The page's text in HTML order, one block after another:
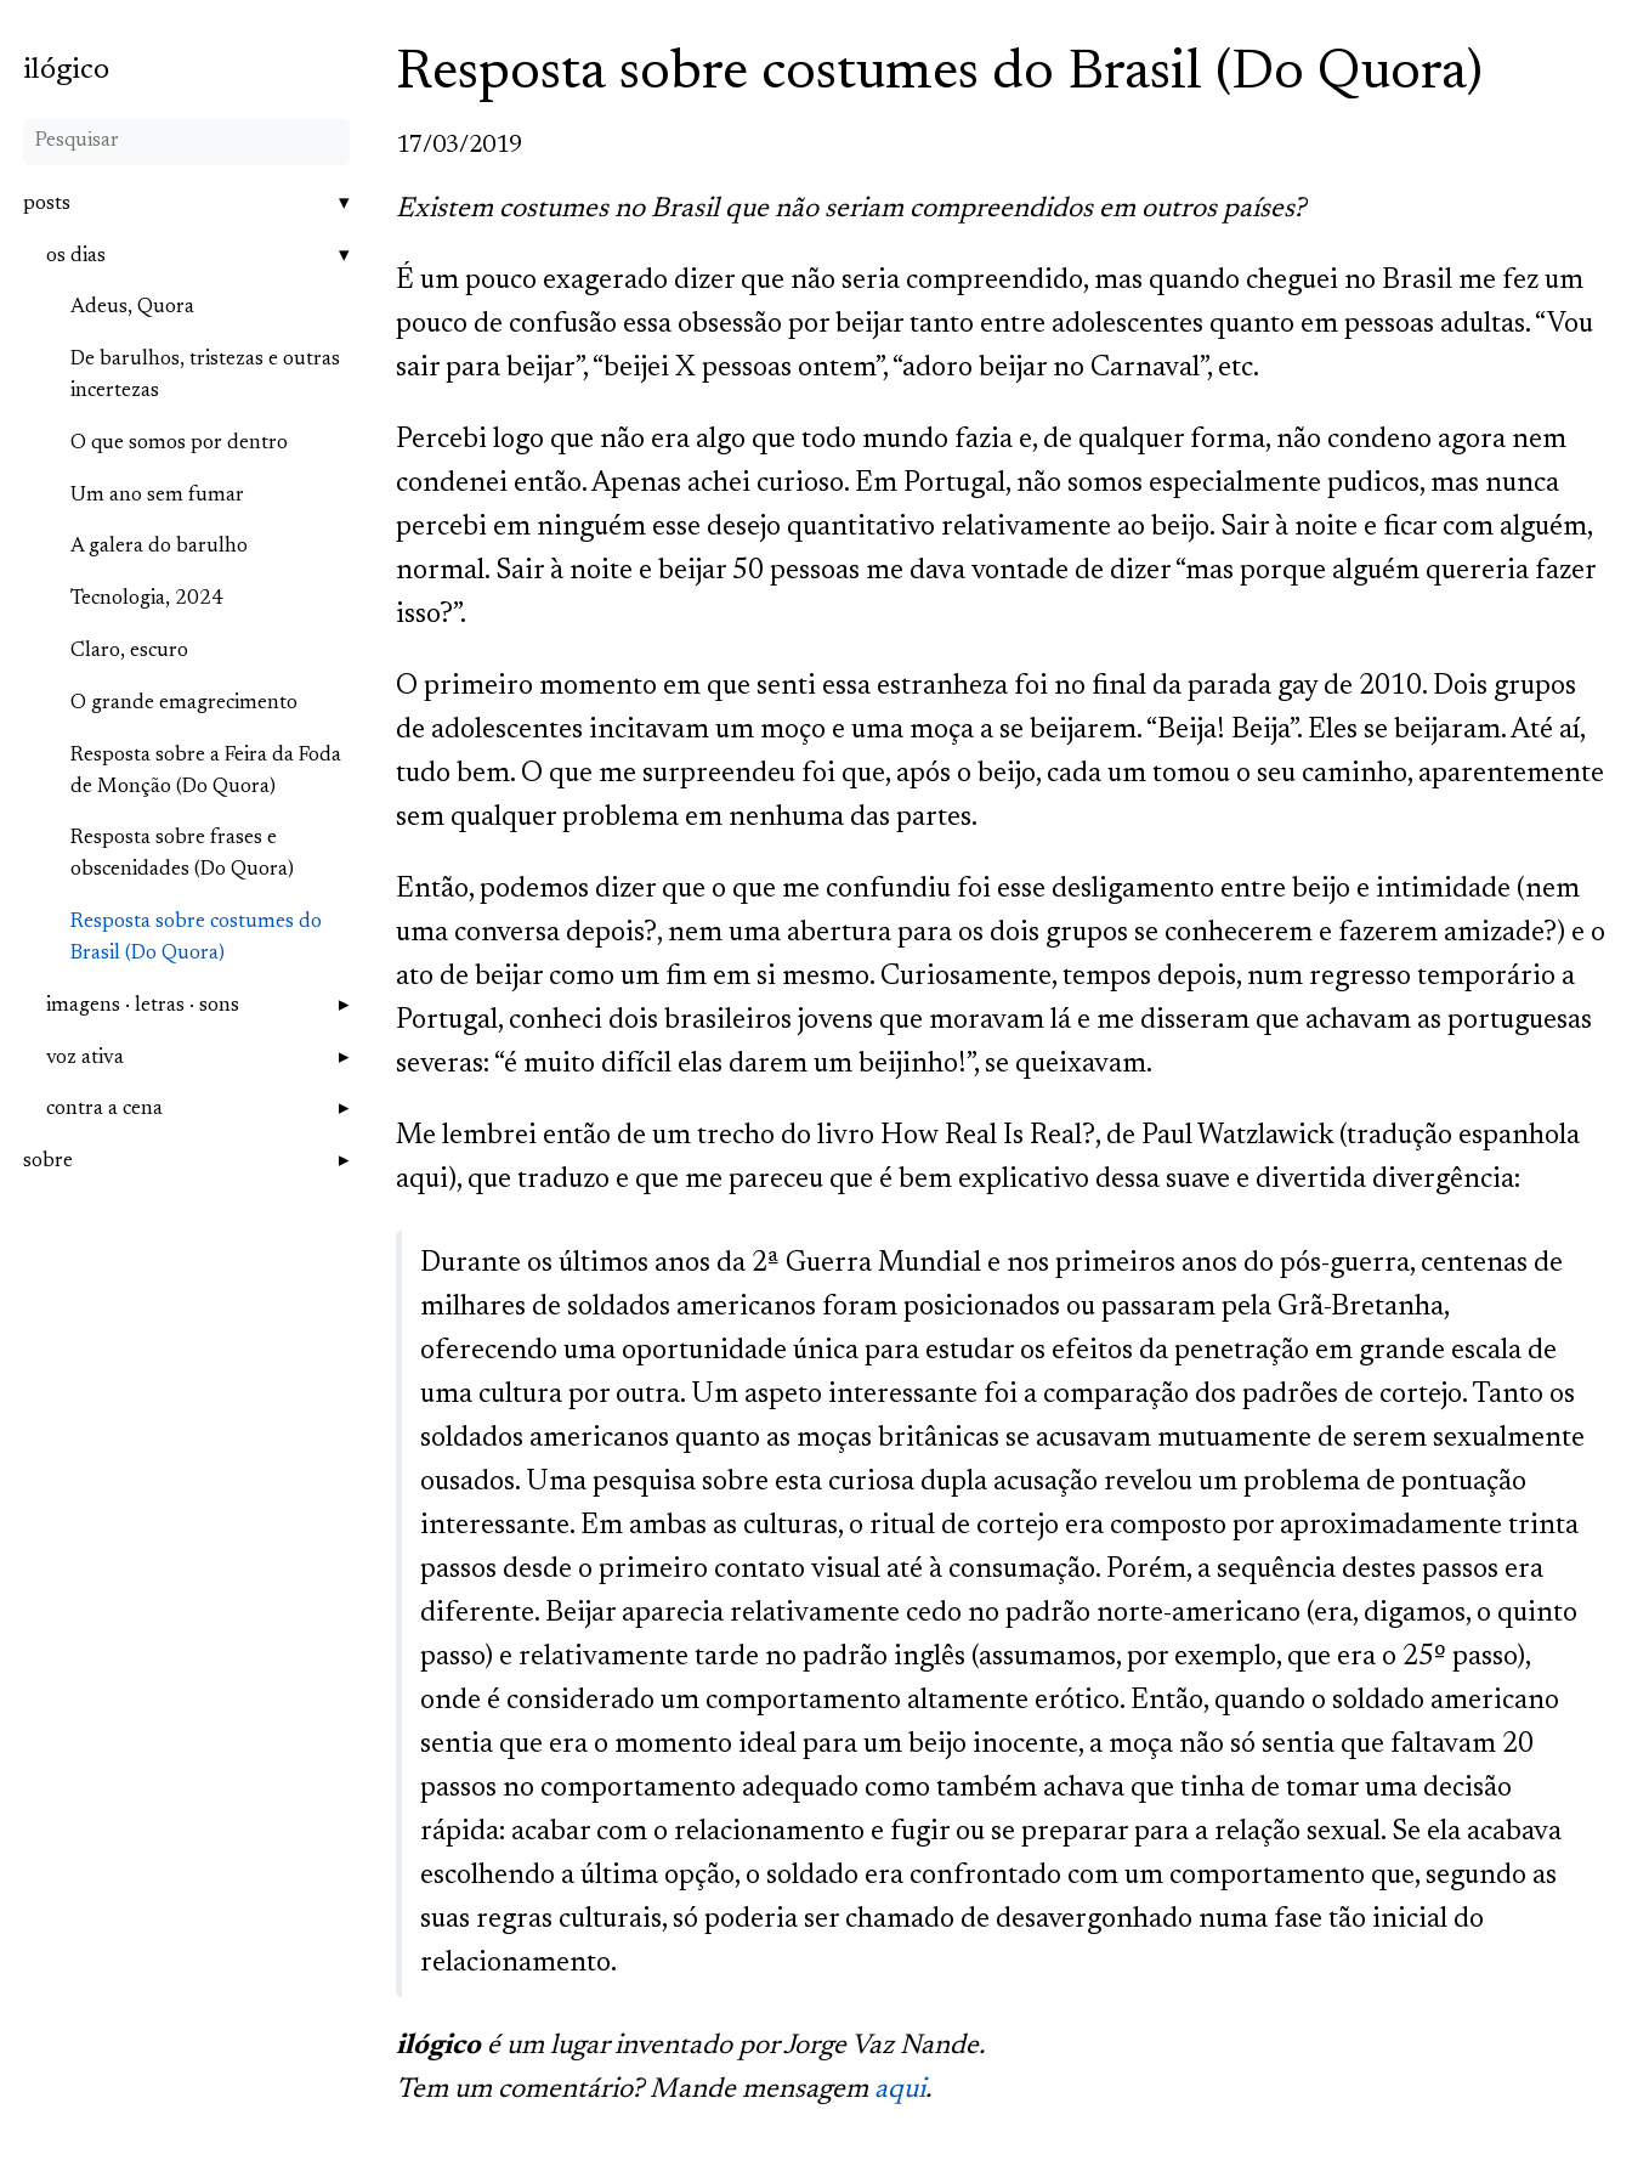
ilógico
posts
os dias
Adeus, Quora
De barulhos, tristezas e outras
incertezas
O que somos por dentro
Um ano sem fumar
A galera do barulho
Tecnologia, 2024
Claro, escuro
O grande emagrecimento
Resposta sobre a Feira da Foda
de Monção (Do Quora)
Resposta sobre frases e
obscenidades (Do Quora)
Resposta sobre costumes do
Brasil (Do Quora)
imagens · letras · sons
voz ativa
contra a cena
sobre
Resposta sobre costumes do Brasil (Do Quora)
17/03/2019
Existem costumes no Brasil que não seriam compreendidos em outros países?
É um pouco exagerado dizer que não seria compreendido, mas quando cheguei no Brasil me fez um
pouco de confusão essa obsessão por beijar tanto entre adolescentes quanto em pessoas adultas. “Vou
sair para beijar”, “beijei X pessoas ontem”, “adoro beijar no Carnaval”, etc.
Percebi logo que não era algo que todo mundo fazia e, de qualquer forma, não condeno agora nem
condenei então. Apenas achei curioso. Em Portugal, não somos especialmente pudicos, mas nunca
percebi em ninguém esse desejo quantitativo relativamente ao beijo. Sair à noite e ficar com alguém,
normal. Sair à noite e beijar 50 pessoas me dava vontade de dizer “mas porque alguém quereria fazer
isso?”.
O primeiro momento em que senti essa estranheza foi no final da parada gay de 2010. Dois grupos
de adolescentes incitavam um moço e uma moça a se beijarem. “Beija! Beija”. Eles se beijaram. Até aí,
tudo bem. O que me surpreendeu foi que, após o beijo, cada um tomou o seu caminho, aparentemente
sem qualquer problema em nenhuma das partes.
Então, podemos dizer que o que me confundiu foi esse desligamento entre beijo e intimidade (nem
uma conversa depois?, nem uma abertura para os dois grupos se conhecerem e fazerem amizade?) e o
ato de beijar como um fim em si mesmo. Curiosamente, tempos depois, num regresso temporário a
Portugal, conheci dois brasileiros jovens que moravam lá e me disseram que achavam as portuguesas
severas: “é muito difícil elas darem um beijinho!”, se queixavam.
Me lembrei então de um trecho do livro How Real Is Real?, de Paul Watzlawick (tradução espanhola
aqui), que traduzo e que me pareceu que é bem explicativo dessa suave e divertida divergência:
Durante os últimos anos da 2ª Guerra Mundial e nos primeiros anos do pós-guerra, centenas de
milhares de soldados americanos foram posicionados ou passaram pela Grã-Bretanha,
oferecendo uma oportunidade única para estudar os efeitos da penetração em grande escala de
uma cultura por outra. Um aspeto interessante foi a comparação dos padrões de cortejo. Tanto os
soldados americanos quanto as moças britânicas se acusavam mutuamente de serem sexualmente
ousados. Uma pesquisa sobre esta curiosa dupla acusação revelou um problema de pontuação
interessante. Em ambas as culturas, o ritual de cortejo era composto por aproximadamente trinta
passos desde o primeiro contato visual até à consumação. Porém, a sequência destes passos era
diferente. Beijar aparecia relativamente cedo no padrão norte-americano (era, digamos, o quinto
passo) e relativamente tarde no padrão inglês (assumamos, por exemplo, que era o 25º passo),
onde é considerado um comportamento altamente erótico. Então, quando o soldado americano
sentia que era o momento ideal para um beijo inocente, a moça não só sentia que faltavam 20
passos no comportamento adequado como também achava que tinha de tomar uma decisão
rápida: acabar com o relacionamento e fugir ou se preparar para a relação sexual. Se ela acabava
escolhendo a última opção, o soldado era confrontado com um comportamento que, segundo as
suas regras culturais, só poderia ser chamado de desavergonhado numa fase tão inicial do
relacionamento.
ilógicoé um lugar inventado por Jorge Vaz Nande.
Tem um comentário? Mande mensagem aqui.